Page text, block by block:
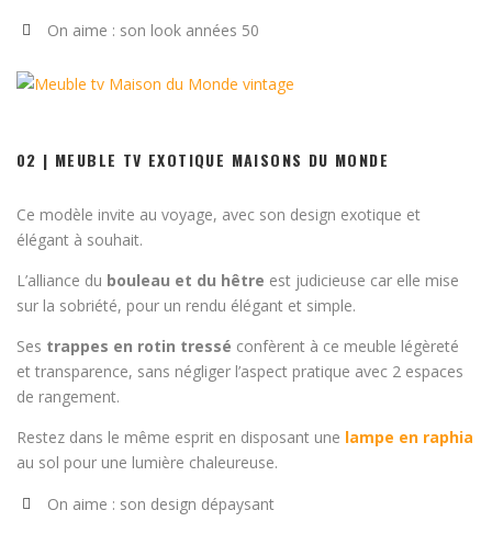
On aime : son look années 50
02 | MEUBLE TV EXOTIQUE MAISONS DU MONDE
Ce modèle invite au voyage, avec son design exotique et
élégant à souhait.
L’alliance du bouleau et du hêtre est judicieuse car elle mise
sur la sobriété, pour un rendu élégant et simple.
Ses trappes en rotin tressé confèrent à ce meuble légèreté
et transparence, sans négliger l’aspect pratique avec 2 espaces
de rangement.
Restez dans le même esprit en disposant une lampe en raphia
au sol pour une lumière chaleureuse.
On aime : son design dépaysant